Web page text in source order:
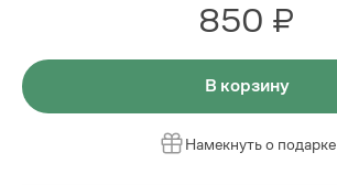
850 ₽
В корзину
Намекнуть о подарке